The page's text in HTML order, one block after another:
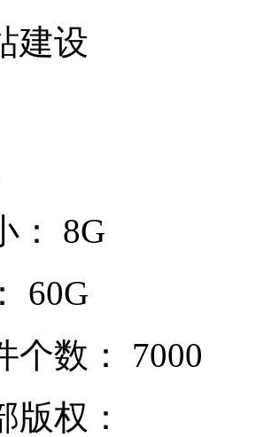
建设
：
8G
60G
个数：
7000
版权：